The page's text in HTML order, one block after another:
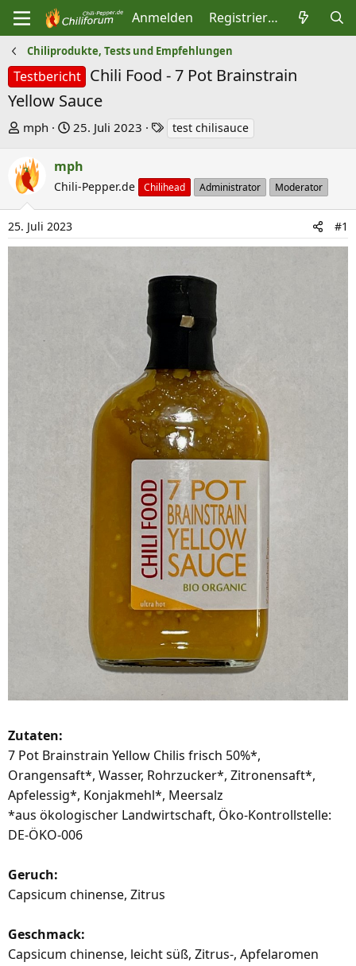
Anmelden Registrieren
Chiliprodukte, Tests und Empfehlungen
Testbericht Chili Food - 7 Pot Brainstrain
Yellow Sauce
E
s
t
e
l
mph
E
s
t
l
25. Juli 2023
l
w
r
test chilisauce
mph
Chili-Pepper.de Chilihead Administrator Moderator
25. Juli 2023 #1
Zutaten:
7 Pot Brainstrain Yellow Chilis frisch 50%*,
Orangensaft*, Wasser, Rohrzucker*, Zitronensaft*,
Apfelessig*, Konjakmehl*, Meersalz
*aus ökologischer Landwirtschaft, Öko-Kontrollstelle:
DE-ÖKO-006
Geruch:
Capsicum chinense, Zitrus
Geschmack:
Capsicum chinense, leicht süß, Zitrus-, Apfelaromen